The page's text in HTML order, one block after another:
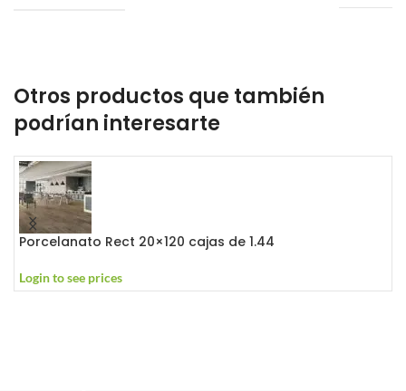
Otros productos que también
podrían interesarte
Porcelanato Rect 20×120 cajas de 1.44
Login to see prices